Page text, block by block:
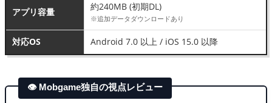
アプリ容量 約240MB (初期DL)
※追加データダウンロードあり
対応OS Android 7.0 以上 / iOS 15.0 以降
👁 Mobgame独自の視点レビュー